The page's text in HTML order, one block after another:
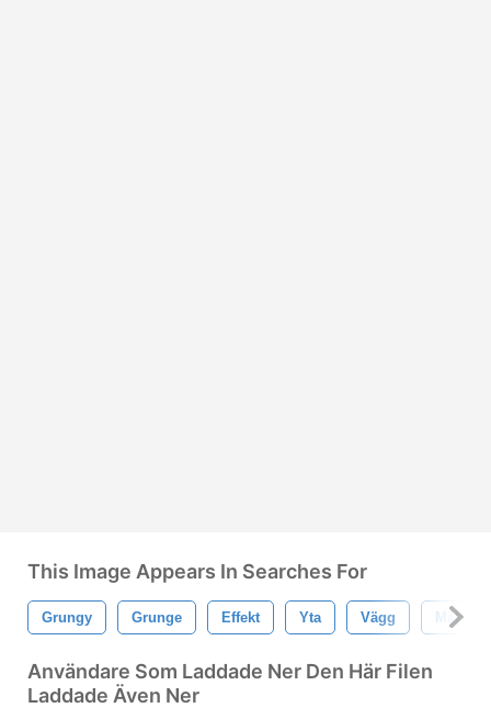
This Image Appears In Searches For
Grungy Grunge Effekt Yta Vägg Måla
Användare Som Laddade Ner Den Här Filen
Laddade Även Ner